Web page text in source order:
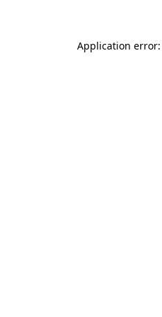
Application